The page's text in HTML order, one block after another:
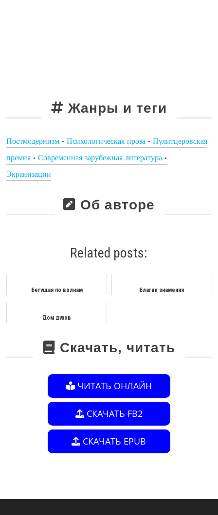
Жанры и теги
Постмодернизм •Психологическая проза •Пулитцеровская
премия •Современная зарубежная литература •
Экранизации
Об авторе
Related posts:
Бегущая по волнам Благие знамения
Дом духов
Скачать, читать
ЧИТАТЬ ОНЛАЙН
СКАЧАТЬ FB2
СКАЧАТЬ EPUB